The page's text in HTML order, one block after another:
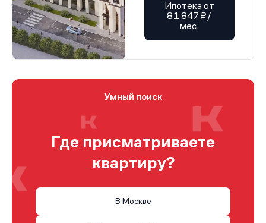
Ипотека от
81 847 ₽/
мес.
Умный поиск
Где присматриваете
квартиру?
В Москве